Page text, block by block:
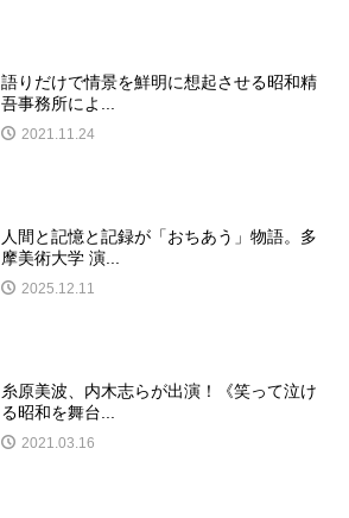
語りだけで情景を鮮明に想起させる昭和精
吾事務所によ...
2021.11.24
人間と記憶と記録が「おちあう」物語。多
摩美術大学 演...
2025.12.11
糸原美波、内木志らが出演！《笑って泣け
る昭和を舞台...
2021.03.16